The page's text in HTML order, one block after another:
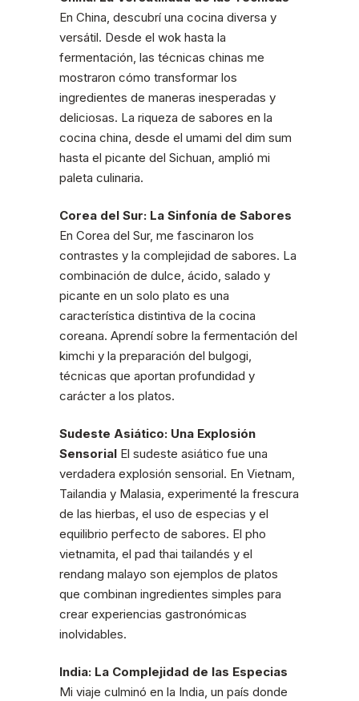
En China, descubrí una cocina diversa y
versátil. Desde el wok hasta la
fermentación, las técnicas chinas me
mostraron cómo transformar los
ingredientes de maneras inesperadas y
deliciosas. La riqueza de sabores en la
cocina china, desde el umami del dim sum
hasta el picante del Sichuan, amplió mi
paleta culinaria.
Corea del Sur: La Sinfonía de Sabores
En Corea del Sur, me fascinaron los
contrastes y la complejidad de sabores. La
combinación de dulce, ácido, salado y
picante en un solo plato es una
característica distintiva de la cocina
coreana. Aprendí sobre la fermentación del
kimchi y la preparación del bulgogi,
técnicas que aportan profundidad y
carácter a los platos.
Sudeste Asiático: Una Explosión
Sensorial El sudeste asiático fue una
verdadera explosión sensorial. En Vietnam,
Tailandia y Malasia, experimenté la frescura
de las hierbas, el uso de especias y el
equilibrio perfecto de sabores. El pho
vietnamita, el pad thai tailandés y el
rendang malayo son ejemplos de platos
que combinan ingredientes simples para
crear experiencias gastronómicas
inolvidables.
India: La Complejidad de las Especias
Mi viaje culminó en la India, un país donde